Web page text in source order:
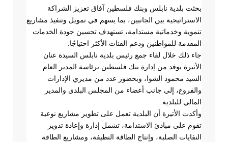
بحثت بلدية نابلس وبنك فلسطين آفاق تعزيز الشراكة
الاستراتيجية بين الجانبين، بما يسهم في تمويل وتنفيذ مشاريع
تنموية وخدماتية مستدامة، تستهدف تحسين جودة الخدمات
المقدمة للمواطنين ودعم الفئات الأكثر احتياجًا.
جاء ذلك خلال لقاء جمع رئيس بلدية نابلس السيدة عنان
الأتيرة بوفد من إدارة بنك فلسطين برئاسة المدير العام
السيد محمود الشوا، وبحضور عدد من مديري الإدارات
والفروع، إلى جانب أعضاء من المجلس البلدي والمدير
المالي للبلدية.
وأكدت الأتيرة أن البلدية تعمل على تطوير مشاريع نوعية
تقوم على مبادئ الاستدامة، تشمل إدارة وإعادة تدوير
النفايات الصلبة، وإنتاج الطاقة النظيفة، ومشاريع الطاقة